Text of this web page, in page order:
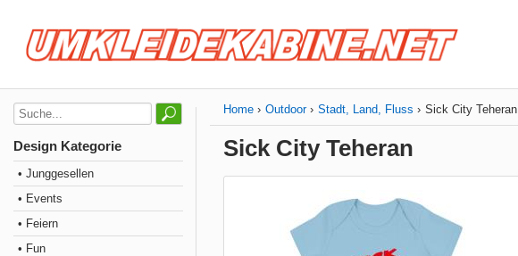
Design Kategorie
• Junggesellen
• Events
• Feiern
• Fun
Home Outdoor Stadt, Land, Fluss Sick City Teheran
Sick City Teheran